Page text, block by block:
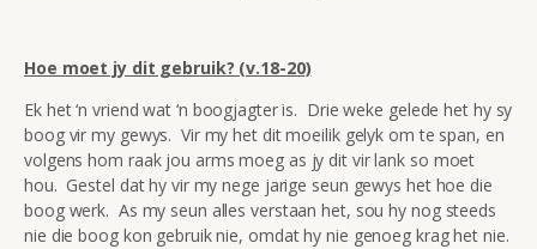
Hoe moet jy dit gebruik? (v.18-20)
Ek het ‘n vriend wat ‘n boogjagter is. Drie weke gelede het hy sy
boog vir my gewys. Vir my het dit moeilik gelyk om te span, en
volgens hom raak jou arms moeg as jy dit vir lank so moet
hou. Gestel dat hy vir my nege jarige seun gewys het hoe die
boog werk. As my seun alles verstaan het, sou hy nog steeds
nie die boog kon gebruik nie, omdat hy nie genoeg krag het nie.